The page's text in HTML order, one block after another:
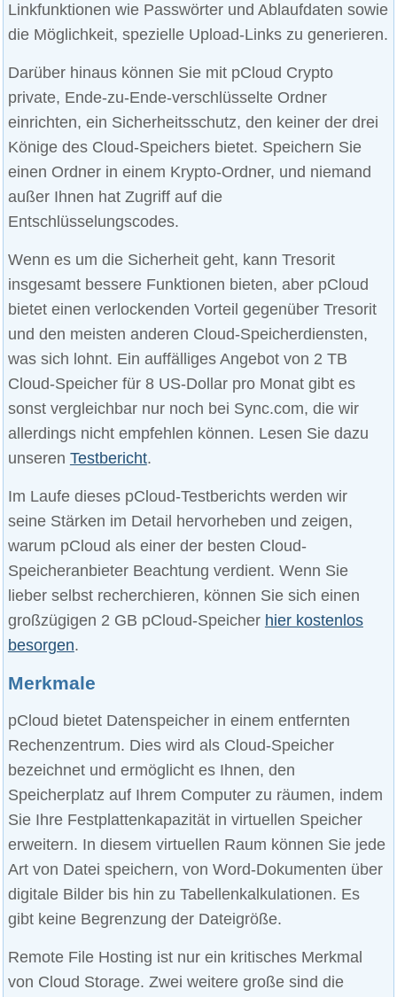
Linkfunktionen wie Passwörter und Ablaufdaten sowie
die Möglichkeit, spezielle Upload-Links zu generieren.
Darüber hinaus können Sie mit pCloud Crypto
private, Ende-zu-Ende-verschlüsselte Ordner
einrichten, ein Sicherheitsschutz, den keiner der drei
Könige des Cloud-Speichers bietet. Speichern Sie
einen Ordner in einem Krypto-Ordner, und niemand
außer Ihnen hat Zugriff auf die
Entschlüsselungscodes.
Wenn es um die Sicherheit geht, kann Tresorit
insgesamt bessere Funktionen bieten, aber pCloud
bietet einen verlockenden Vorteil gegenüber Tresorit
und den meisten anderen Cloud-Speicherdiensten,
was sich lohnt. Ein auffälliges Angebot von 2 TB
Cloud-Speicher für 8 US-Dollar pro Monat gibt es
sonst vergleichbar nur noch bei Sync.com, die wir
allerdings nicht empfehlen können. Lesen Sie dazu
unseren Testbericht.
Im Laufe dieses pCloud-Testberichts werden wir
seine Stärken im Detail hervorheben und zeigen,
warum pCloud als einer der besten Cloud-
Speicheranbieter Beachtung verdient. Wenn Sie
lieber selbst recherchieren, können Sie sich einen
großzügigen 2 GB pCloud-Speicher hier kostenlos
besorgen.
Merkmale
pCloud bietet Datenspeicher in einem entfernten
Rechenzentrum. Dies wird als Cloud-Speicher
bezeichnet und ermöglicht es Ihnen, den
Speicherplatz auf Ihrem Computer zu räumen, indem
Sie Ihre Festplattenkapazität in virtuellen Speicher
erweitern. In diesem virtuellen Raum können Sie jede
Art von Datei speichern, von Word-Dokumenten über
digitale Bilder bis hin zu Tabellenkalkulationen. Es
gibt keine Begrenzung der Dateigröße.
Remote File Hosting ist nur ein kritisches Merkmal
von Cloud Storage. Zwei weitere große sind die